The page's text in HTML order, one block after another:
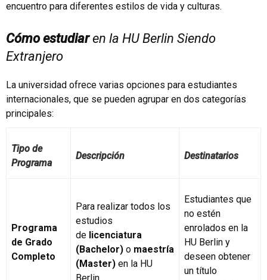
encuentro para diferentes estilos de vida y culturas.
Cómo estudiaren la HU Berlin Siendo
Extranjero
La universidad ofrece varias opciones para estudiantes
internacionales, que se pueden agrupar en dos categorías
principales:
Tipo de
Programa
Descripción Destinatarios
Programa
de Grado
Completo
Para realizar todos los
estudios
de licenciatura
(Bachelor) o maestría
(Master) en la HU
Estudiantes que
no estén
enrolados en la
HU Berlin y
deseen obtener
un título